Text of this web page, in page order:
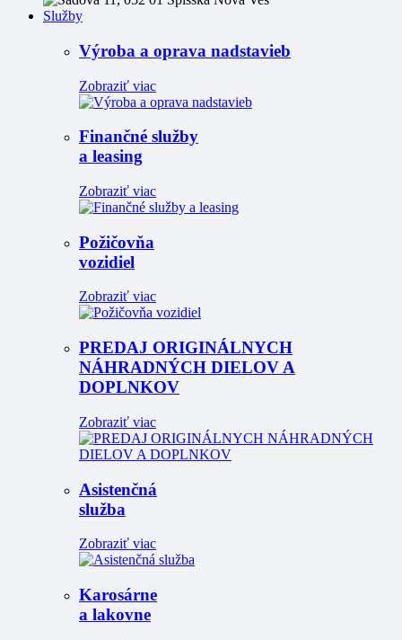
Služby
Výroba a oprava nadstavieb
Zobraziť viac
Finančné služby
a leasing
Zobraziť viac
Požičovňa
vozidiel
Zobraziť viac
PREDAJ ORIGINÁLNYCH
NÁHRADNÝCH DIELOV A
DOPLNKOV
Zobraziť viac
Asistenčná
služba
Zobraziť viac
Karosárne
a lakovne